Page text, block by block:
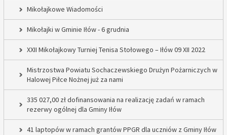
Mikołajkowe Wiadomości
Mikołajki w Gminie Iłów - 6 grudnia
XXII Mikołajkowy Turniej Tenisa Stołowego – Iłów 09 XII 2022
Mistrzostwa Powiatu Sochaczewskiego Drużyn Pożarniczych w
Halowej Piłce Nożnej już za nami
335 027,00 zł dofinansowania na realizację zadań w ramach
rezerwy ogólnej dla Gminy Iłów
41 laptopów w ramach grantów PPGR dla uczniów z Gminy Iłów